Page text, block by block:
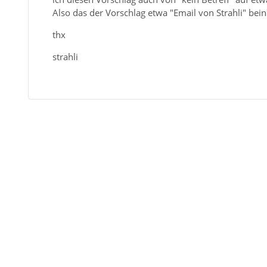
Also das der Vorschlag etwa "Email von Strahli"
thx
strahli